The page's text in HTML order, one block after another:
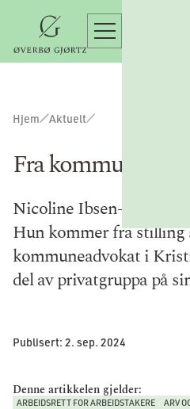
Hjem Aktuelt
Publisert: 2. sep. 2024
Denne artikkelen gjelder:
ARBEIDSRETT FOR ARBEIDSTAKERE
ARV
Fra
Nicoline Ibsen-Børnick
Hun kommer fra stilling
kommuneadvokat i
del av privatgruppa på